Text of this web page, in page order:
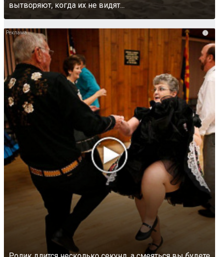
вытворяют, когда их не видят...
i